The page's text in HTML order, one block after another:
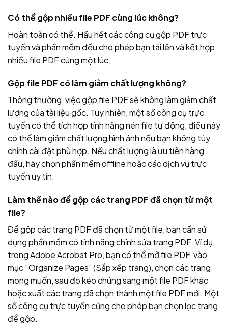
Có thể gộp nhiều file PDF cùng lúc không?
Hoàn toàn có thể. Hầu hết các công cụ gộp PDF trực
tuyến và phần mềm đều cho phép bạn tải lên và kết hợp
nhiều file PDF cùng một lúc.
Gộp file PDF có làm giảm chất lượng không?
Thông thường, việc gộp file PDF sẽ không làm giảm chất
lượng của tài liệu gốc. Tuy nhiên, một số công cụ trực
tuyến có thể tích hợp tính năng nén file tự động, điều này
có thể làm giảm chất lượng hình ảnh nếu bạn không tùy
chỉnh cài đặt phù hợp. Nếu chất lượng là ưu tiên hàng
đầu, hãy chọn phần mềm offline hoặc các dịch vụ trực
tuyến uy tín.
Làm thế nào để gộp các trang PDF đã chọn từ một
file?
Để gộp các trang PDF đã chọn từ một file, bạn cần sử
dụng phần mềm có tính năng chỉnh sửa trang PDF. Ví dụ,
trong Adobe Acrobat Pro, bạn có thể mở file PDF, vào
mục “Organize Pages” (Sắp xếp trang), chọn các trang
mong muốn, sau đó kéo chúng sang một file PDF khác
hoặc xuất các trang đã chọn thành một file PDF mới. Một
số công cụ trực tuyến cũng cho phép bạn chọn lọc trang
để gộp.